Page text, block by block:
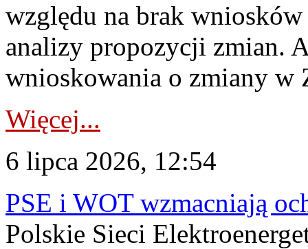
względu na brak
analizy propozycji zmian.
wnioskowania o zmiany w
Więcej...
6 lipca 2026, 12:54
PSE i WOT wzmacniają
Polskie Sieci